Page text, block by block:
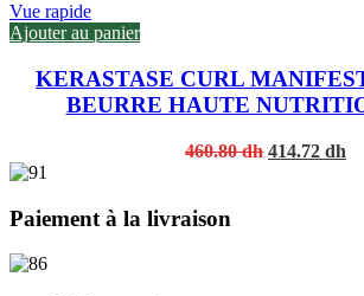
Vue rapide
Ajouter au panier
KERASTASE CURL
BEURRE HAUTE
460.80dh Original
414.72 dh
Paiement à la livraison